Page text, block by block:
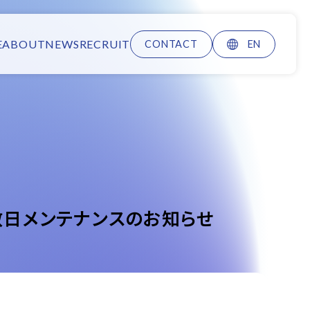
ABOUTNEWSRECRUIT CONTACT EN
メンテナンスのお知らせ